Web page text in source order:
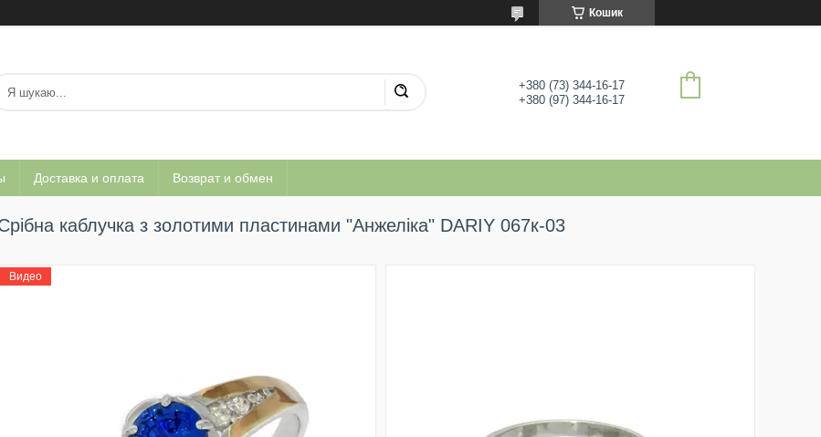
Кошик
+380 (73) 344-16-17
+380 (97) 344-16-17
Доставка и оплата Возврат и обмен
каблучка з золотими пластинами "Анжеліка" DARIY 067к-03
Видео